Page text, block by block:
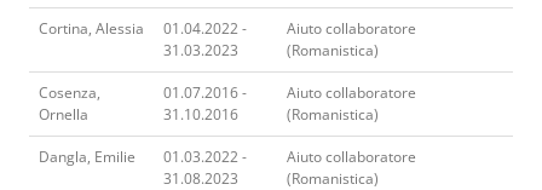
Cortina, Alessia
01.04.2022 -
31.03.2023
Aiuto collaboratore
(Romanistica)
Cosenza,
Ornella
01.07.2016 -
31.10.2016
Aiuto collaboratore
(Romanistica)
Dangla, Emilie
01.03.2022 -
31.08.2023
Aiuto collaboratore
(Romanistica)